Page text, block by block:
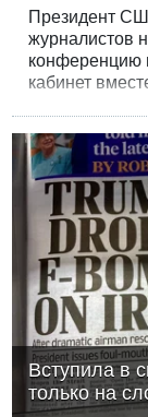
Президент
журналистов
конференцию
кабинет
Вступила в
только на